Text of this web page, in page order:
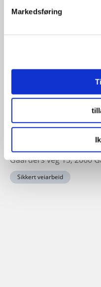
Markedsføring
Sted: Quality Hotel
23-24
Sikkert veiarbeid
Sted: Clarion Hotel &
Gaarders veg 15, 2060
Sikkert veiarbeid